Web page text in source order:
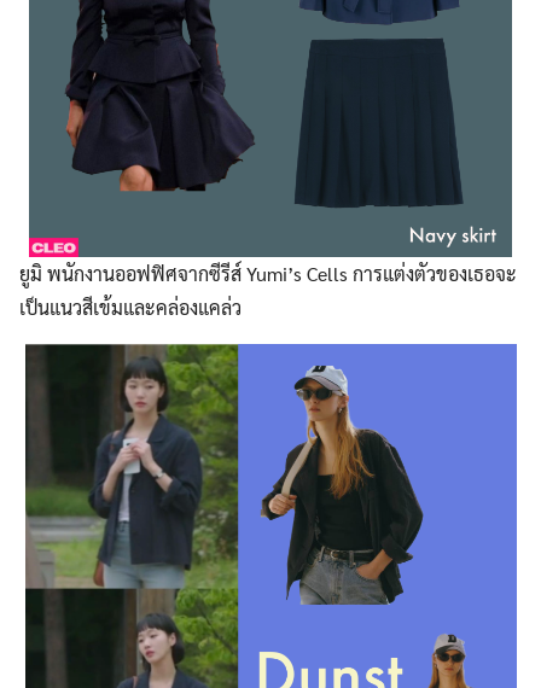
ยูมิ พนักงานออฟฟิศจากซีรีส์ Yumi’s Cells การแต่งตัวของเธอจะ
เป็นแนวสีเข้มและคล่องแคล่ว